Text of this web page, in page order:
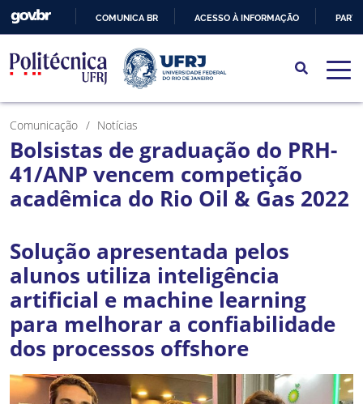
PARA
O
CONTEÚDO
COMUNICA BR ACESSO À INFORMAÇÃO
Comunicação Notícias
Bolsistas de graduação do PRH-
41/ANP vencem competição
acadêmica do Rio Oil & Gas 2022
Solução apresentada pelos
alunos utiliza inteligência
artificial e machine learning
para melhorar a confiabilidade
dos processos offshore